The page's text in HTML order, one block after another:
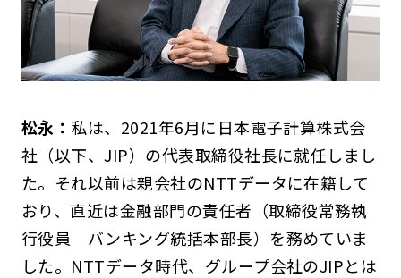
松永： 私は、2021年6月に日本電子計算株式会
社（以下、JIP）の代表取締役社長に就任しまし
た。それ以前は親会社のNTTデータに在籍して
おり、直近は金融部門の責任者（取締役常務執
行役員 バンキング統括本部長）を務めていま
した。NTTデータ時代、グループ会社のJIPとは